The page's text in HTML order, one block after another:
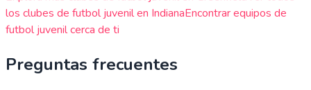
los clubes de futbol juvenil en IndianaEncontrar equipos de
futbol juvenil cerca de ti
Preguntas frecuentes